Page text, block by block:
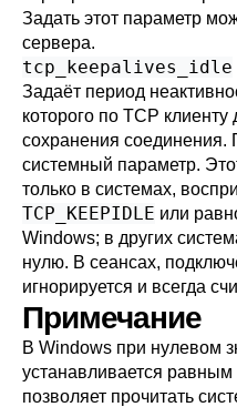
Задать этот параметр
сервера.
tcp_keepalives_idle
Задаёт период
которого по TCP
сохранения соединения.
системный параметр.
только в системах,
TCP_KEEPIDLE или
Windows; в других
нулю. В сеансах,
игнорируется и всегда
Примечание
В Windows при нулевом
устанавливается равным
позволяет прочитать